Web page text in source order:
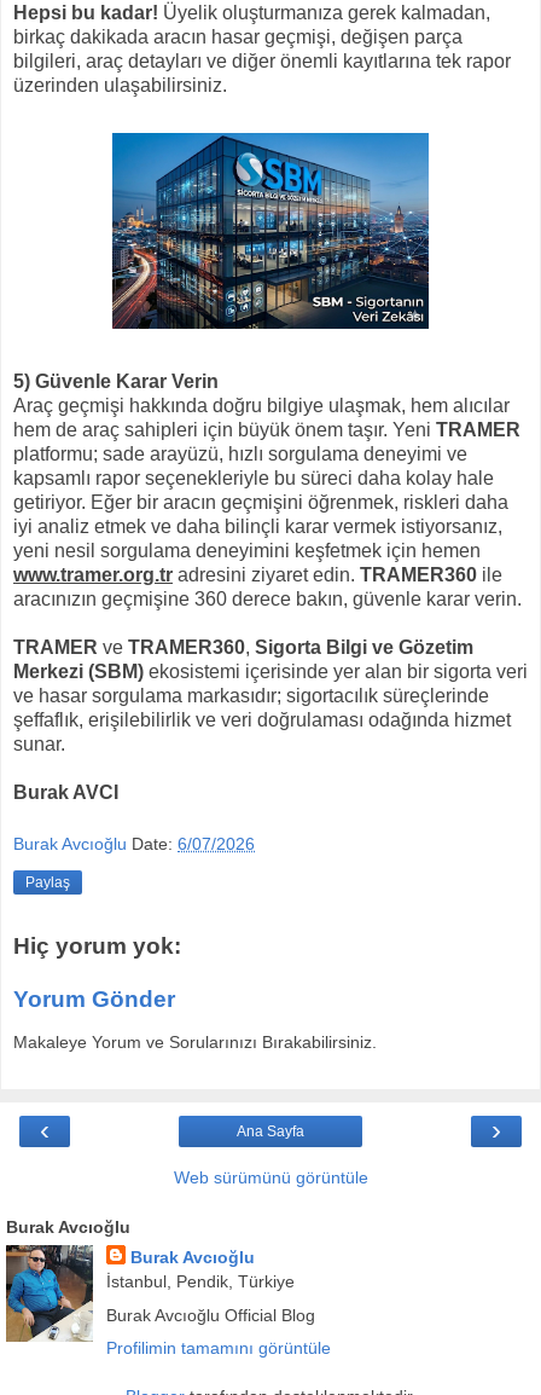
Hepsi bu kadar! Üyelik oluşturmanıza gerek kalmadan,
birkaç dakikada aracın hasar geçmişi, değişen parça
bilgileri, araç detayları ve diğer önemli kayıtlarına tek rapor
üzerinden ulaşabilirsiniz.
5) Güvenle Karar Verin
Araç geçmişi hakkında doğru bilgiye ulaşmak, hem alıcılar
hem de araç sahipleri için büyük önem taşır. Yeni TRAMER
platformu; sade arayüzü, hızlı sorgulama deneyimi ve
kapsamlı rapor seçenekleriyle bu süreci daha kolay hale
getiriyor. Eğer bir aracın geçmişini öğrenmek, riskleri daha
iyi analiz etmek ve daha bilinçli karar vermek istiyorsanız,
yeni nesil sorgulama deneyimini keşfetmek için hemen
www.tramer.org.tr adresini ziyaret edin. TRAMER360 ile
aracınızın geçmişine 360 derece bakın, güvenle karar verin.
TRAMER ve TRAMER360, Sigorta Bilgi ve Gözetim
Merkezi (SBM) ekosistemi içerisinde yer alan bir sigorta veri
ve hasar sorgulama markasıdır; sigortacılık süreçlerinde
şeffaflık, erişilebilirlik ve veri doğrulaması odağında hizmet
sunar.
Burak AVCI
Burak Avcıoğlu Date: 6/07/2026
Paylaş
Hiç yorum yok:
Yorum Gönder
Makaleye Yorum ve Sorularınızı Bırakabilirsiniz.
‹ ›
Ana Sayfa
Web sürümünü görüntüle
Burak Avcıoğlu
Burak Avcıoğlu
İstanbul, Pendik, Türkiye
Burak Avcıoğlu Official Blog
Profilimin tamamını görüntüle